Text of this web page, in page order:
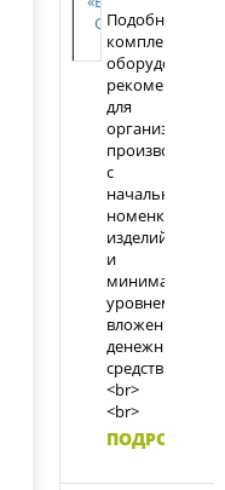
Подобный
комплект
оборудования
рекомендуется
для
организации
производства
с
начальной
номенклатурой
изделий
и
минимальным
уровнем
вложения
денежных
средств.
<br>
<br>
ПОДРОБНЕЕ